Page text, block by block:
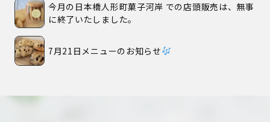
今月の日本橋人形町菓子河岸 での店頭販売は、無事
に終了いたしました。
7月21日メニューのお知らせ